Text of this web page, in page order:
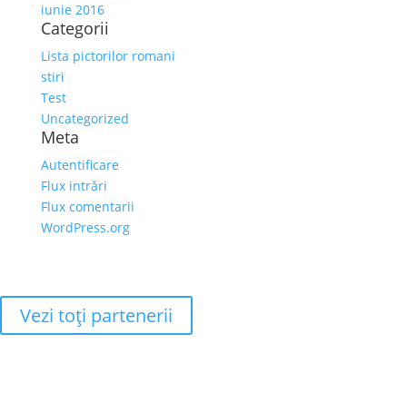
iunie 2016
Categorii
Lista pictorilor romani
stiri
Test
Uncategorized
Meta
Autentificare
Flux intrări
Flux comentarii
WordPress.org
Vezi toţi partenerii